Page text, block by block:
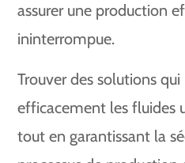
assurer une production
ininterrompue.
Trouver des solutions
efficacement les fluides
tout en garantissant la